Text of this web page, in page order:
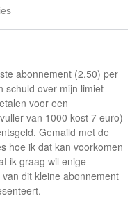
abonnement (2,50) per
schuld over mijn limiet
voor een
van 1000 kost 7 euro)
Gemaild met de
hoe ik dat kan voorkomen
ik graag wil enige
dit kleine abonnement